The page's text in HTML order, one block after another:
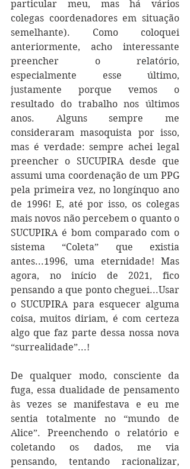
particular meu, mas há vários
colegas coordenadores em situação
semelhante). Como coloquei
anteriormente, acho interessante
preencher o relatório,
especialmente esse último,
justamente porque vemos o
resultado do trabalho nos últimos
anos. Alguns sempre me
consideraram masoquista por isso,
mas é verdade: sempre achei legal
preencher o SUCUPIRA desde que
assumi uma coordenação de um PPG
pela primeira vez, no longínquo ano
de 1996! E, até por isso, os colegas
mais novos não percebem o quanto o
SUCUPIRA é bom comparado com o
sistema “Coleta” que existia
antes...1996, uma eternidade! Mas
agora, no início de 2021, fico
pensando a que ponto cheguei...Usar
o SUCUPIRA para esquecer alguma
coisa, muitos diriam, é com certeza
algo que faz parte dessa nossa nova
“surrealidade”...!
De qualquer modo, consciente da
fuga, essa dualidade de pensamento
às vezes se manifestava e eu me
sentia totalmente no “mundo de
Alice”. Preenchendo o relatório e
coletando os dados, me via
pensando, tentando racionalizar,